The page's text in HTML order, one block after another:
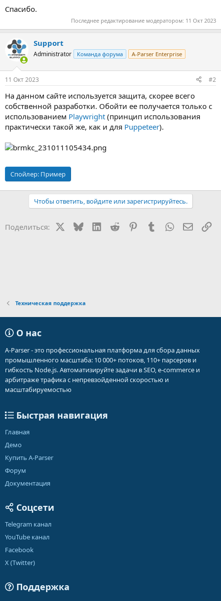
Спасибо.
Последнее редактирование модератором: 11 Окт 2023
Support
Administrator Команда форума A-Parser Enterprise
11 Окт 2023 #2
На данном сайте используется защита, скорее всего
собственной разработки. Обойти ее получается только с
использованием Playwright (принцип использования
практически такой же, как и для Puppeteer).
Спойлер: Пример
Чтобы ответить, войдите или зарегистрируйтесь.
Поделиться: BlueskyLinkedIn
Reddit PinterestTumblr WhatsApp
Техническая поддержка
О нас
A-Parser - это профессиональная платформа для сбора данных
промышленного масштаба: 10 000+ потоков, 110+ парсеров и
гибкость Node.js. Автоматизируйте задачи в SEO, e-commerce и
арбитраже трафика с непревзойденной скоростью и
масштабируемостью
Быстрая навигация
Главная
Демо
Купить A-Parser
Форум
Документация
Соцсети
Telegram канал
YouTube канал
Facebook
X (Twitter)
Поддержка